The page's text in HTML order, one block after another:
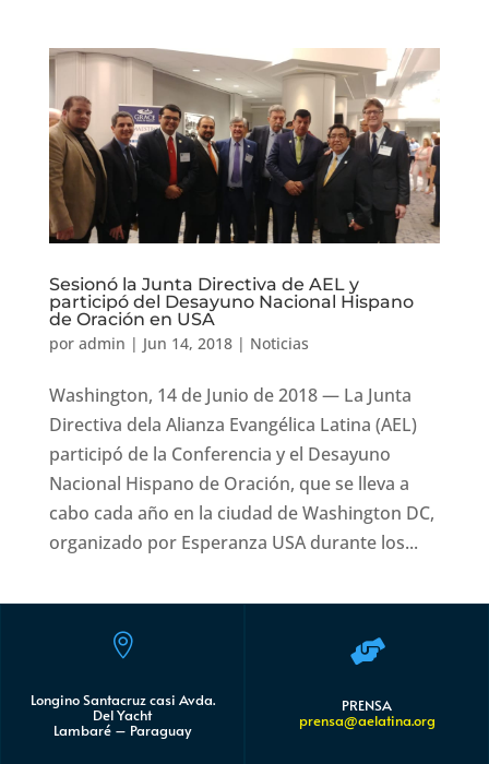
Sesionó la Junta Directiva de AEL y
participó del Desayuno Nacional Hispano
de Oración en USA
por admin | Jun 14, 2018| Noticias
Washington, 14 de Junio de 2018 — La Junta
Directiva dela Alianza Evangélica Latina (AEL)
participó de la Conferencia y el Desayuno
Nacional Hispano de Oración, que se lleva a
cabo cada año en la ciudad de Washington DC,
organizado por Esperanza USA durante los...

Longino Santacruz casi Avda.
Del Yacht
Lambaré – Paraguay

PRENSA
prensa@aelatina.org